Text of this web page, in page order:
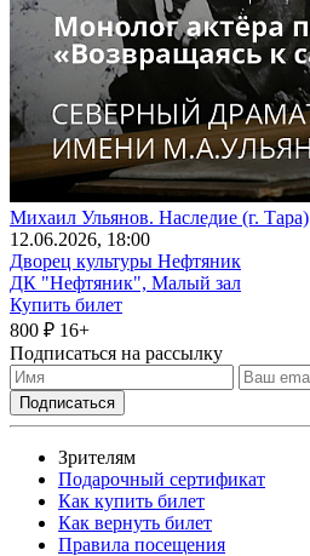
Михаил Ульянов. Наследие (г. Тара)
12.06.2026, 18:00
Дворец культуры Нефтяник
ДК "Нефтяник", Малый зал
Купить билет
800 ₽ 16+
Подписаться на рассылку
Зрителям
Подарочный сертификат
Как купить билет
Как вернуть билет
Правила посещения